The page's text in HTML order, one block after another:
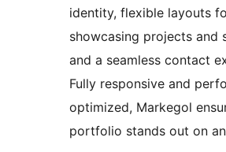
identity, flexible layouts
showcasing projects and
and a seamless contact
Fully responsive and
optimized, Markegol
portfolio stands out on